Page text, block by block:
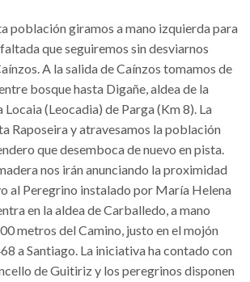
población giramos a mano izquierda para
que seguiremos sin desviarnos
A la salida de Caínzos tomamos de
bosque hasta Digañe, aldea de la
Locaia (Leocadia) de Parga (Km 8). La
Raposeira y atravesamos la población
que desemboca de nuevo en pista.
nos irán anunciando la proximidad
al Peregrino instalado por María Helena
en la aldea de Carballedo, a mano
metros del Camino, justo en el mojón
a Santiago. La iniciativa ha contado con
de Guitiriz y los peregrinos disponen